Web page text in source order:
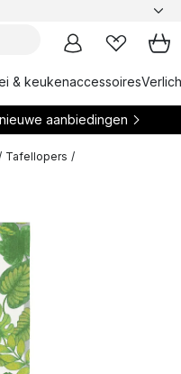
& keukenaccessoires
aanbiedingen
Tafellopers /